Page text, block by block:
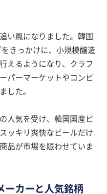
い風になりました。韓国
きっかけに、小規模醸造
えるようになり、クラフ
パーマーケットやコンビ
した。
人気を受け、韓国国産ビ
ッキリ爽快なビールだけ
品が市場を賑わせていま
ーカーと人気銘柄